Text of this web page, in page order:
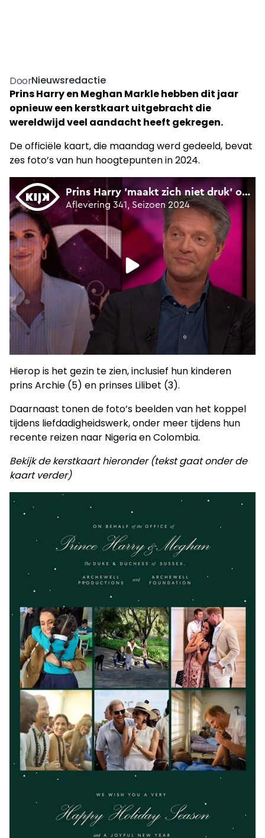
DoorNieuwsredactie
Prins Harry en Meghan Markle hebben dit jaar
opnieuw een kerstkaart uitgebracht die
wereldwijd veel aandacht heeft gekregen.
De officiële kaart, die maandag werd gedeeld, bevat
zes foto’s van hun hoogtepunten in 2024.
Hierop is het gezin te zien, inclusief hun kinderen
prins Archie (5) en prinses Lilibet (3).
Daarnaast tonen de foto’s beelden van het koppel
tijdens liefdadigheidswerk, onder meer tijdens hun
recente reizen naar Nigeria en Colombia.
Bekijk de kerstkaart hieronder (tekst gaat onder de
kaart verder)